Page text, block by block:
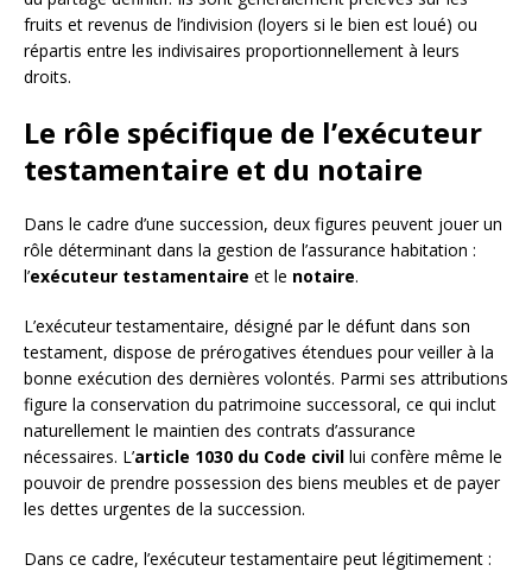
fruits et revenus de l’indivision (loyers si le bien est loué) ou
répartis entre les indivisaires proportionnellement à leurs
droits.
Le rôle spécifique de l’exécuteur
testamentaire et du notaire
Dans le cadre d’une succession, deux figures peuvent jouer un
rôle déterminant dans la gestion de l’assurance habitation :
l’exécuteur testamentaire et le notaire.
L’exécuteur testamentaire, désigné par le défunt dans son
testament, dispose de prérogatives étendues pour veiller à la
bonne exécution des dernières volontés. Parmi ses attributions
figure la conservation du patrimoine successoral, ce qui inclut
naturellement le maintien des contrats d’assurance
nécessaires. L’article 1030 du Code civil lui confère même le
pouvoir de prendre possession des biens meubles et de payer
les dettes urgentes de la succession.
Dans ce cadre, l’exécuteur testamentaire peut légitimement :